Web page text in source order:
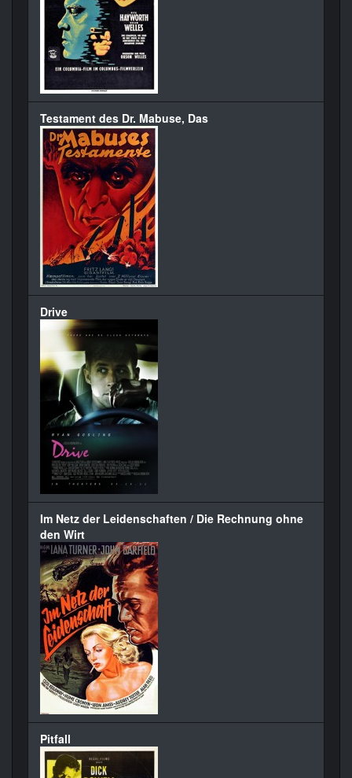
Testament des Dr. Mabuse, Das
Drive
Im Netz der Leidenschaften / Die Rechnung ohne
den Wirt
Pitfall